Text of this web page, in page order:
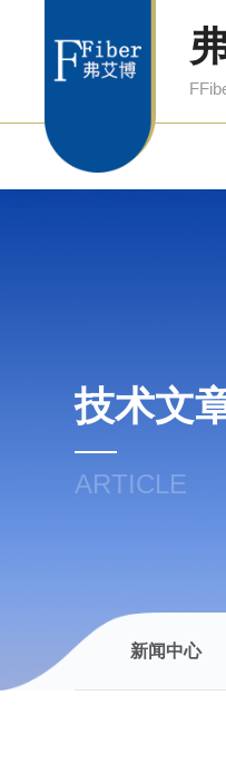
技术文
ARTICLE
新闻中心